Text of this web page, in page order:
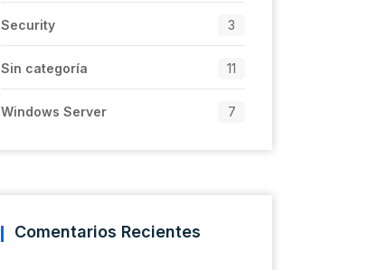
Security 3
Sin categoría 11
Windows Server 7
Comentarios Recientes